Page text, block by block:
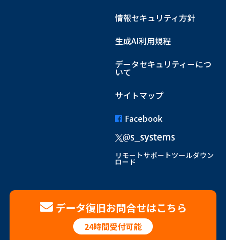
情報セキュリティ方針
生成AI利用規程
データセキュリティーにつ
いて
サイトマップ
Facebook
リモートサポートツールダウン
ロード
データ復旧お問合せはこちら
24時間受付可能